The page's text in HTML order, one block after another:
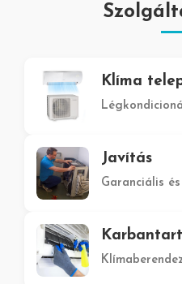
Klíma
Javítás
Garanciális